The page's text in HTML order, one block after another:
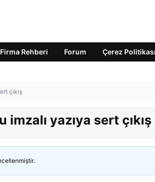
Firma Rehberi Forum Çerez Politikası
çıkış
imzalı yazıya sert çıkış